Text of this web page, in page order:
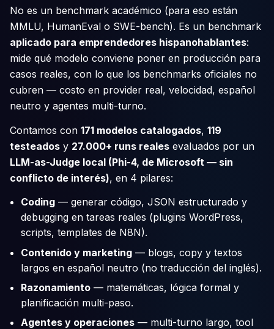
No es un benchmark académico (para eso están
MMLU, HumanEval o SWE-bench). Es un benchmark
aplicado para emprendedores hispanohablantes:
mide qué modelo conviene poner en producción para
casos reales, con lo que los benchmarks oficiales no
cubren — costo en provider real, velocidad, español
neutro y agentes multi-turno.
Contamos con 171 modelos catalogados, 119
testeados y 27.000+ runs reales evaluados por un
LLM-as-Judge local (Phi-4, de Microsoft — sin
conflicto de interés), en 4 pilares:
Coding — generar código, JSON estructurado y
debugging en tareas reales (plugins WordPress,
scripts, templates de N8N).
Contenido y marketing — blogs, copy y textos
largos en español neutro (no traducción del inglés).
Razonamiento — matemáticas, lógica formal y
planificación multi-paso.
Agentes y operaciones — multi-turno largo, tool